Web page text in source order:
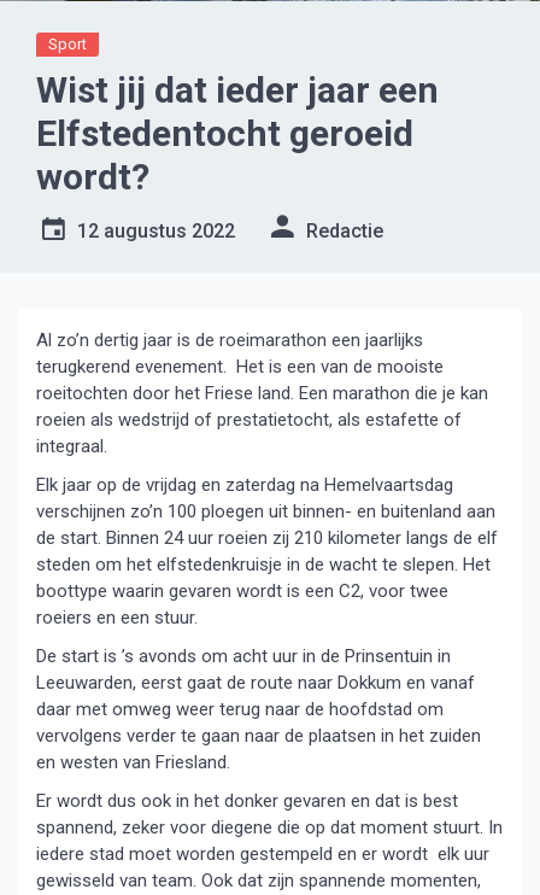
Sport
Wist jij dat ieder jaar een
Elfstedentocht geroeid
wordt?
12 augustus 2022 Redactie
Al zo’n dertig jaar is de roeimarathon een jaarlijks
terugkerend evenement. Het is een van de mooiste
roeitochten door het Friese land. Een marathon die je kan
roeien als wedstrijd of prestatietocht, als estafette of
integraal.
Elk jaar op de vrijdag en zaterdag na Hemelvaartsdag
verschijnen zo’n 100 ploegen uit binnen- en buitenland aan
de start. Binnen 24 uur roeien zij 210 kilometer langs de elf
steden om het elfstedenkruisje in de wacht te slepen. Het
boottype waarin gevaren wordt is een C2, voor twee
roeiers en een stuur.
De start is ’s avonds om acht uur in de Prinsentuin in
Leeuwarden, eerst gaat de route naar Dokkum en vanaf
daar met omweg weer terug naar de hoofdstad om
vervolgens verder te gaan naar de plaatsen in het zuiden
en westen van Friesland.
Er wordt dus ook in het donker gevaren en dat is best
spannend, zeker voor diegene die op dat moment stuurt. In
iedere stad moet worden gestempeld en er wordt elk uur
gewisseld van team. Ook dat zijn spannende momenten,